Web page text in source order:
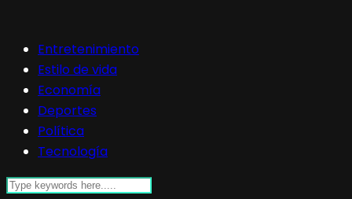
Entretenimiento
Estilo de vida
Economía
Deportes
Política
Tecnología